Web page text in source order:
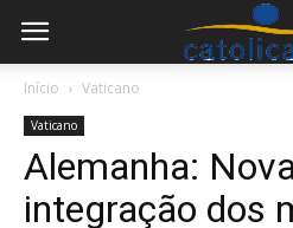
Início Vaticano
Vaticano
Alemanha:
integração dos